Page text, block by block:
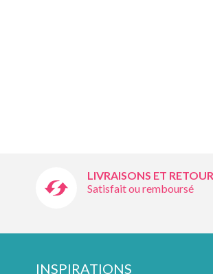
LIVRAISONS ET
Satisfait ou remboursé
INSPIRATIONS